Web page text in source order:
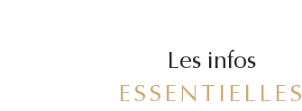
Les infos
ESSENTIELLES